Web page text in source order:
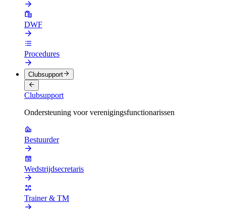
DWF
Procedures
Clubsupport
Clubsupport
Ondersteuning voor verenigingsfunctionarissen
Bestuurder
Wedstrijdsecretaris
Trainer & TM